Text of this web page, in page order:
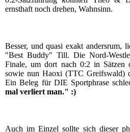
ernsthaft noch drehen, Wahnsinn.
Besser, und quasi exakt andersrum,
"Best Buddy" Till. Die Nord-
Finale, um dort nach 0:2 in Sätzen
sowie nun Haoxi (TTC Greifswald)
Ein Beleg für DIE Sportphrase
mal verliert man." :)
Auch im Einzel sollte sich dieser